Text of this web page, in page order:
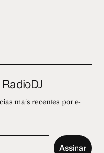
mais recentes por e-
Assinar